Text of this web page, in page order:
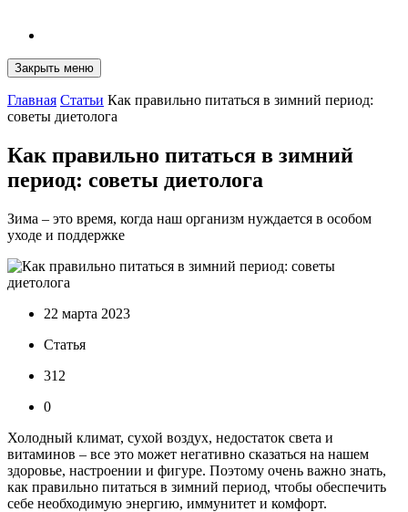
Закрыть меню
Главная Статьи Как правильно питаться в зимний период:
советы диетолога
Как правильно питаться в зимний
период: советы диетолога
Зима – это время, когда наш организм нуждается в особом
уходе и поддержке
22 марта 2023
Статья
312
0
Холодный климат, сухой воздух, недостаток света и
витаминов – все это может негативно сказаться на нашем
здоровье, настроении и фигуре. Поэтому очень важно знать,
как правильно питаться в зимний период, чтобы обеспечить
себе необходимую энергию, иммунитет и комфорт.